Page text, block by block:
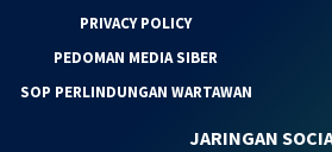
PRIVACY POLICY
PEDOMAN MEDIA SIBER
SOP PERLINDUNGAN WARTAWAN
JARINGAN